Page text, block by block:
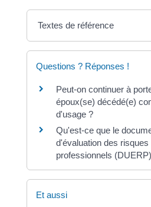
Textes de référence
Questions ? Réponses !
Peut-on continuer à
époux(se) décédé(e)
d'usage ?
Qu'est-ce que le
d'évaluation des risques
professionnels
Et aussi